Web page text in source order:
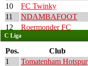
10
FC Twinky
11
NDAMBAFOOT
12
Roermonder FC
C Liga
Pos. Club
1
Tomatenham Hotspur